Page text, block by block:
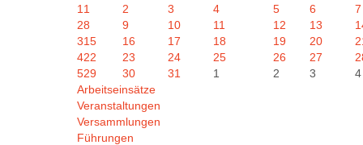
1 1 2 3 4 5 6
7
28 9 10 11 12 13
315 16 17 18 19 20
422 23 24 25 26 27
529 30 31 1 2 3
4
Arbeitseinsätze
Veranstaltungen
Versammlungen
Führungen